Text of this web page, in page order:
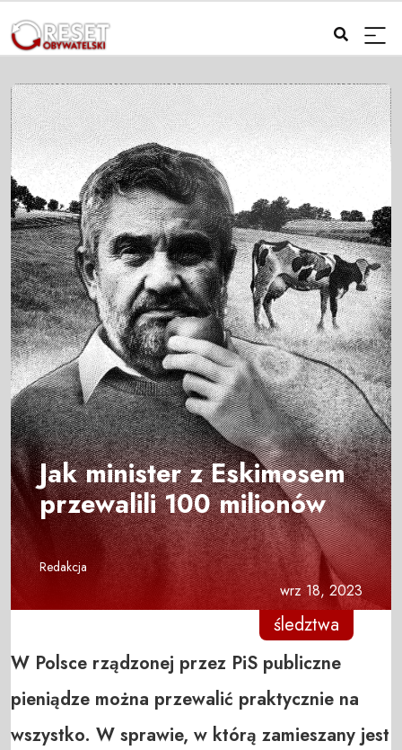
Jak minister z Eskimosem
przewalili 100 milionów
Redakcja
wrz 18, 2023
śledztwa
W Polsce rządzonej przez PiS publiczne
pieniądze można przewalić praktycznie na
wszystko. W sprawie, w którą zamieszany jest